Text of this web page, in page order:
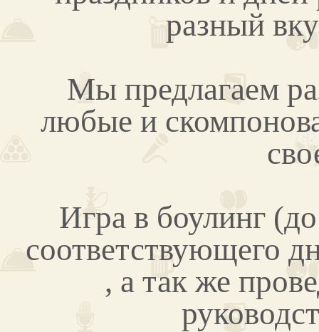
разный
Мы предлагаем
любые и
Игра в боулинг
соответствующего
, а так же